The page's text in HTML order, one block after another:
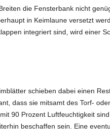
die Fensterbank nicht
in Keimlaune versetzt
integriert sind, wird einer
schieben dabei einen
dass sie mitsamt des Torf-
90 Prozent Luftfeuchtigkeit
beschaffen sein. Eine